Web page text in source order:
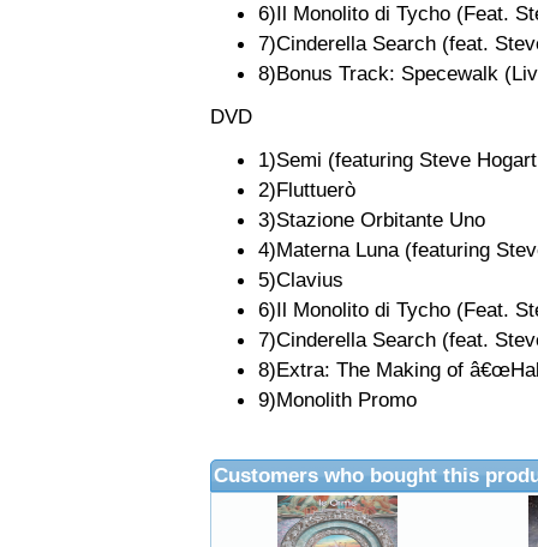
6)Il Monolito di Tycho (Feat.
7)Cinderella Search (feat.
8)Bonus Track: Specewalk
DVD
1)Semi (featuring Steve
2)Fluttuerò
3)Stazione Orbitante Uno
4)Materna Luna (featuring
5)Clavius
6)Il Monolito di Tycho (Feat.
7)Cinderella Search (feat.
8)Extra: The Making of
9)Monolith Promo
Customers who bought this